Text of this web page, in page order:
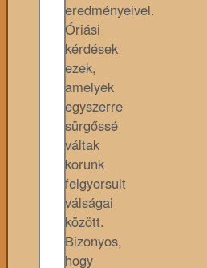
eredményeivel.
Óriási
kérdések
ezek,
amelyek
egyszerre
sürgőssé
váltak
korunk
felgyorsult
válságai
között.
Bizonyos,
hogy